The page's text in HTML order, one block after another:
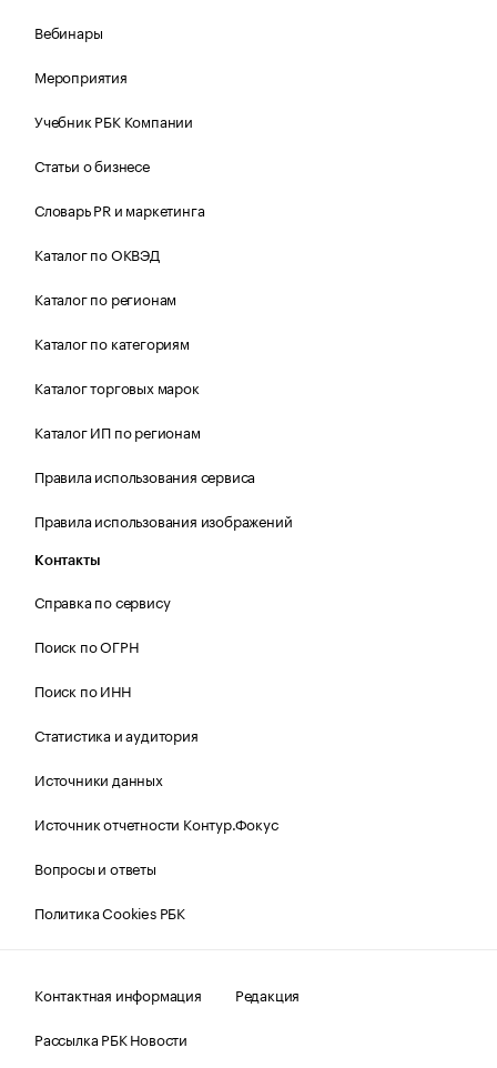
Вебинары
Мероприятия
Учебник РБК Компании
Статьи о бизнесе
Словарь PR и маркетинга
Каталог по ОКВЭД
Каталог по регионам
Каталог по категориям
Каталог торговых марок
Каталог ИП по регионам
Правила использования сервиса
Правила использования изображений
Контакты
Справка по сервису
Поиск по ОГРН
Поиск по ИНН
Статистика и аудитория
Источники данных
Источник отчетности Контур.Фокус
Вопросы и ответы
Политика Cookies РБК
Контактная информация
Редакция
Рассылка РБК Новости